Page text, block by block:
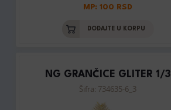
MP: 100 RSD
DODAJTE U KORPU
NG GRANČICE GLITER 1/3
Šifra: 734635-6_3